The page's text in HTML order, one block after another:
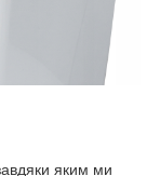
яким ми